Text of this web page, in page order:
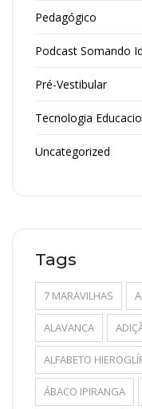
Pedagógico
Podcast Somando
Pré-Vestibular
Tecnologia
Uncategorized
Tags
7 MARAVILHAS
ALAVANCA
ALFABETO
ÁBACO IPIRANGA